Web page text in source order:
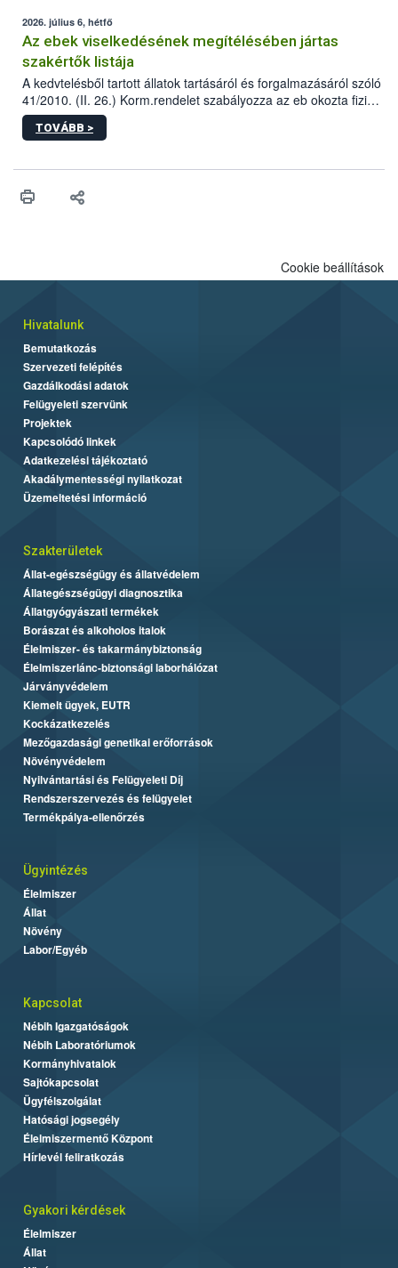
2026. július 6, hétfő
Az ebek viselkedésének megítélésében jártas
szakértők listája
A kedvtelésből tartott állatok tartásáról és forgalmazásáról szóló
41/2010. (II. 26.) Korm.rendelet szabályozza az eb okozta fizikai
sérülés, illetve ennek veszélye keletkezésekor felmerülő
hatósági feladatokat, valamint a veszélyes eb tartását és annak
vonni az ebek viselkedésének megítélésében jártas szakértőt.
TOVÁBB >
Cookie beállítások
Hivatalunk
Bemutatkozás
Szervezeti felépítés
Gazdálkodási adatok
Felügyeleti szervünk
Projektek
Kapcsolódó linkek
Adatkezelési tájékoztató
Akadálymentességi nyilatkozat
Üzemeltetési információ
Szakterületek
Állat-egészségügy és állatvédelem
Állategészségügyi diagnosztika
Állatgyógyászati termékek
Borászat és alkoholos italok
Élelmiszer- és takarmánybiztonság
Élelmiszerlánc-biztonsági laborhálózat
Járványvédelem
Kiemelt ügyek, EUTR
Kockázatkezelés
Mezőgazdasági genetikai erőforrások
Növényvédelem
Nyilvántartási és Felügyeleti Díj
Rendszerszervezés és felügyelet
Termékpálya-ellenőrzés
Ügyintézés
Élelmiszer
Állat
Növény
Labor/Egyéb
Kapcsolat
Nébih Igazgatóságok
Nébih Laboratóriumok
Kormányhivatalok
Sajtókapcsolat
Ügyfélszolgálat
Hatósági jogsegély
Élelmiszermentő Központ
Hírlevél feliratkozás
Gyakori kérdések
Élelmiszer
Állat